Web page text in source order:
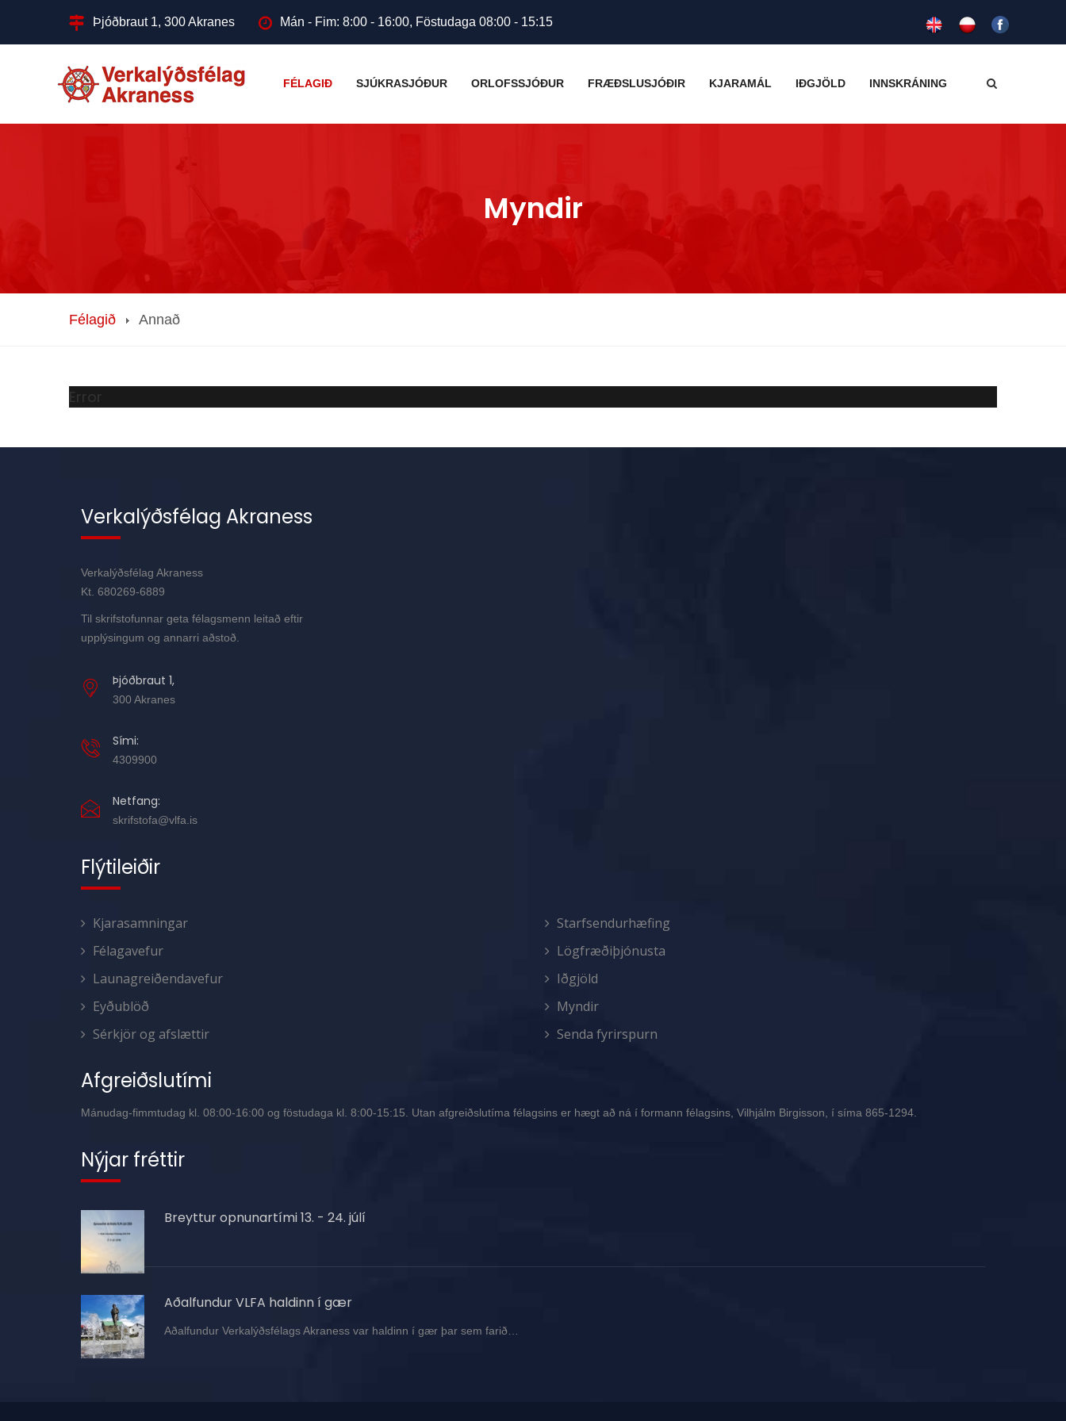
Þjóðbraut 1, 300 Akranes Mán - Fim: 8:00 - 16:00, Föstudaga 08:00 - 15:15
FÉLAGIÐ SJÚKRASJÓÐUR ORLOFSSJÓÐUR FRÆÐSLUSJÓÐIR KJARAMÁL IÐGJÖLD INNSKRÁNING
Myndir
Félagið Annað
Error
Verkalýðsfélag Akraness
Verkalýðsfélag Akraness
Kt. 680269-6889
Til skrifstofunnar geta félagsmenn leitað eftir
upplýsingum og annarri aðstoð.
Þjóðbraut 1,
300 Akranes
Sími:
4309900
Netfang:
skrifstofa@vlfa.is
Flýtileiðir
Kjarasamningar
Félagavefur
Launagreiðendavefur
Eyðublöð
Sérkjör og afslættir
Starfsendurhæfing
Lögfræðiþjónusta
Iðgjöld
Myndir
Senda fyrirspurn
Afgreiðslutími
Mánudag-fimmtudag kl. 08:00-16:00 og föstudaga kl. 8:00-15:15. Utan afgreiðslutíma félagsins er hægt að ná í formann félagsins, Vilhjálm Birgisson, í síma 865-1294.
Nýjar fréttir
Breyttur opnunartími 13. - 24. júlí
Aðalfundur VLFA haldinn í gær
Aðalfundur Verkalýðsfélags Akraness var haldinn í gær þar sem farið…